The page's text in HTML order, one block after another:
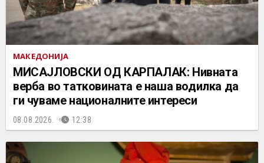
МАКЕДОНИЈА
МИСАЈЛОВСКИ ОД КАРПАЛАК: Нивната
верба во татковината е наша водилка да
ги чуваме националните интереси
08.08.2026. 12:38